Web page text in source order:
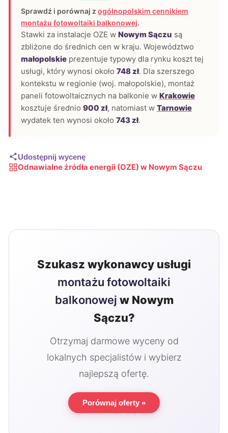
Sprawdź i porównaj z ogólnopolskim cennikiem
montażu fotowoltaiki balkonowej.
Stawki za instalacje OZE w Nowym Sączu są
zbliżone do średnich cen w kraju. Województwo
małopolskie prezentuje typowy dla rynku koszt tej
usługi, który wynosi około 748 zł. Dla szerszego
kontekstu w regionie (woj. małopolskie), montaż
paneli fotowoltaicznych na balkonie w Krakowie
kosztuje średnio 900 zł, natomiast w Tarnowie
wydatek ten wynosi około 743 zł.
Udostępnij wycenę
Odnawialne źródła energii (OZE) w Nowym Sączu
Szukasz wykonawcy usługi
montażu fotowoltaiki
balkonowej w Nowym
Sączu?
Otrzymaj darmowe wyceny od
lokalnych specjalistów i wybierz
najlepszą ofertę.
Porównaj oferty »